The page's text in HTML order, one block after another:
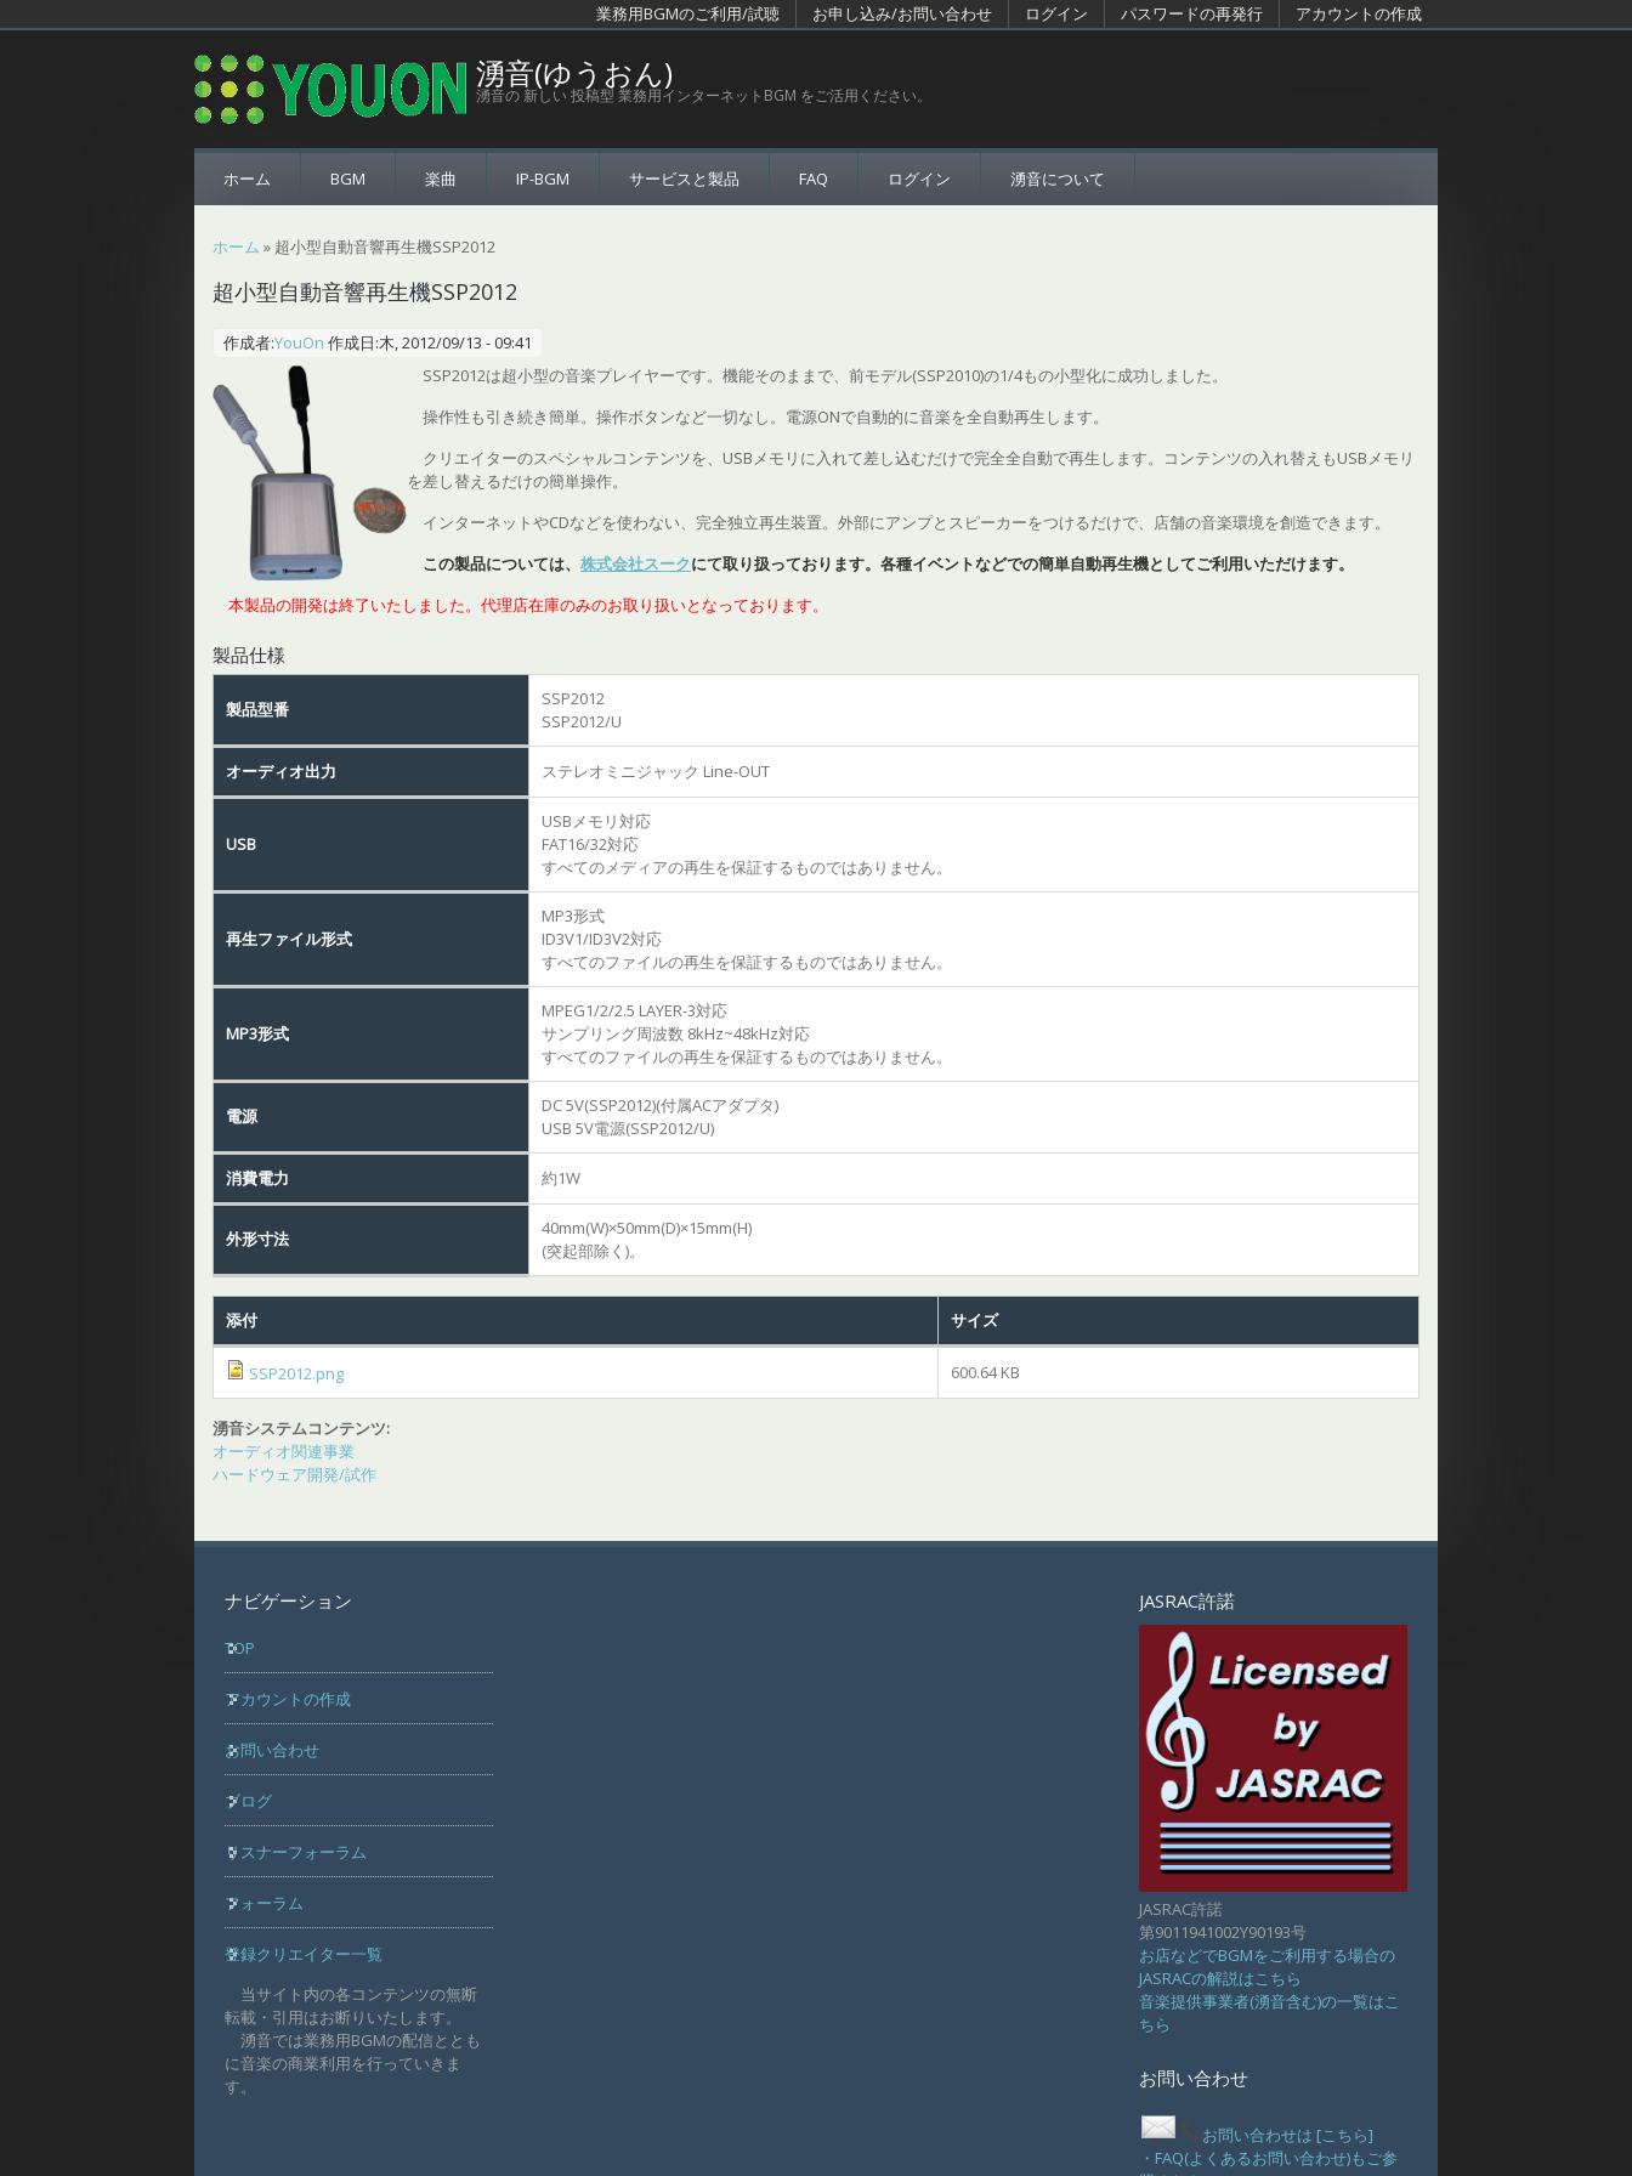
業務用BGMのご利用/試聴 お申し込み/お問い合わせ ログイン パスワードの再発行 アカウントの作成
湧音(ゆうおん)
湧音の 新しい 投稿型 業務用インターネットBGM をご活用ください。
ホーム BGM 楽曲 IP-BGM サービスと製品 FAQ ログイン 湧音について
現在地
ホーム » 超小型自動音響再生機SSP2012
超小型自動音響再生機SSP2012
作成者:YouOn 作成日:木, 2012/09/13 - 09:41
SSP2012は超小型の音楽プレイヤーです。機能そのままで、前モデル(SSP2010)の1/4もの小型化に成功しました。
操作性も引き続き簡単。操作ボタンなど一切なし。電源ONで自動的に音楽を全自動再生します。
クリエイターのスペシャルコンテンツを、USBメモリに入れて差し込むだけで完全全自動で再生します。コンテンツの入れ替えもUSBメモリ
を差し替えるだけの簡単操作。
インターネットやCDなどを使わない、完全独立再生装置。外部にアンプとスピーカーをつけるだけで、店舗の音楽環境を創造できます。
この製品については、 株式会社スークにて取り扱っております。各種イベントなどでの簡単自動再生機としてご利用いただけます。
本製品の開発は終了いたしました。代理店在庫のみのお取り扱いとなっております。
製品仕様
製品型番
SSP2012
SSP2012/U
オーディオ出力 ステレオミニジャック Line-OUT
USB
USBメモリ対応
FAT16/32対応
すべてのメディアの再生を保証するものではありません。
再生ファイル形式
MP3形式
ID3V1/ID3V2対応
すべてのファイルの再生を保証するものではありません。
MP3形式
MPEG1/2/2.5 LAYER-3対応
サンプリング周波数 8kHz~48kHz対応
すべてのファイルの再生を保証するものではありません。
電源
DC 5V(SSP2012)(付属ACアダプタ)
USB 5V電源(SSP2012/U)
消費電力 約1W
外形寸法
40mm(W)×50mm(D)×15mm(H)
(突起部除く)。
添付 サイズ
SSP2012.png 600.64 KB
湧音システムコンテンツ:
オーディオ関連事業
ハードウェア開発/試作
ナビゲーション
TOP
アカウントの作成
お問い合わせ
ブログ
リスナーフォーラム
フォーラム
登録クリエイター一覧
当サイト内の各コンテンツの無断
転載・引用はお断りいたします。
湧音では業務用BGMの配信ととも
に音楽の商業利用を行っていきま
す。
JASRAC許諾
JASRAC許諾
第9011941002Y90193号
お店などでBGMをご利用する場合の
JASRACの解説はこちら
音楽提供事業者(湧音含む)の一覧はこ
ちら
お問い合わせ
お問い合わせは [こちら]
・FAQ(よくあるお問い合わせ)もご参